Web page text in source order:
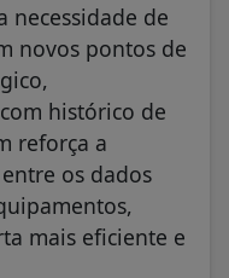
necessidade de
novos pontos de
histórico de
reforça a
os dados
mais eficiente e